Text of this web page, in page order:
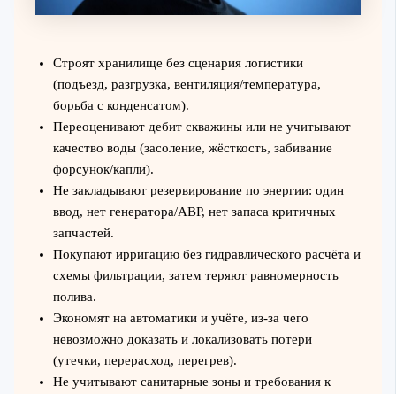
Строят хранилище без сценария логистики
(подъезд, разгрузка, вентиляция/температура,
борьба с конденсатом).
Переоценивают дебит скважины или не учитывают
качество воды (засоление, жёсткость, забивание
форсунок/капли).
Не закладывают резервирование по энергии: один
ввод, нет генератора/АВР, нет запаса критичных
запчастей.
Покупают ирригацию без гидравлического расчёта и
схемы фильтрации, затем теряют равномерность
полива.
Экономят на автоматики и учёте, из‑за чего
невозможно доказать и локализовать потери
(утечки, перерасход, перегрев).
Не учитывают санитарные зоны и требования к